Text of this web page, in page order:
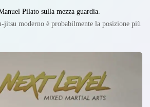
Pilato sulla mezza guardia.
jitsu moderno è probabilmente la posizione più